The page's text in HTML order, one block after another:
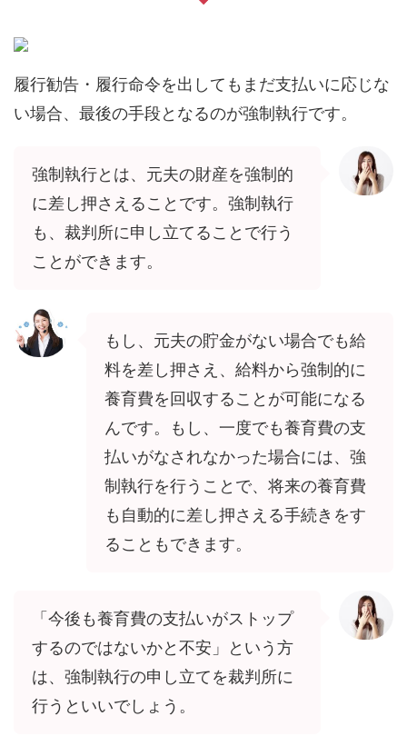
履行勧告・履行命令を出してもまだ支払いに応じな
い場合、最後の手段となるのが強制執行です。
強制執行とは、元夫の財産を強制的
に差し押さえることです。強制執行
も、裁判所に申し立てることで行う
ことができます。
もし、元夫の貯金がない場合でも給
料を差し押さえ、給料から強制的に
養育費を回収することが可能になる
んです。もし、一度でも養育費の支
払いがなされなかった場合には、強
制執行を行うことで、将来の養育費
も自動的に差し押さえる手続きをす
ることもできます。
「今後も養育費の支払いがストップ
するのではないかと不安」という方
は、強制執行の申し立てを裁判所に
行うといいでしょう。